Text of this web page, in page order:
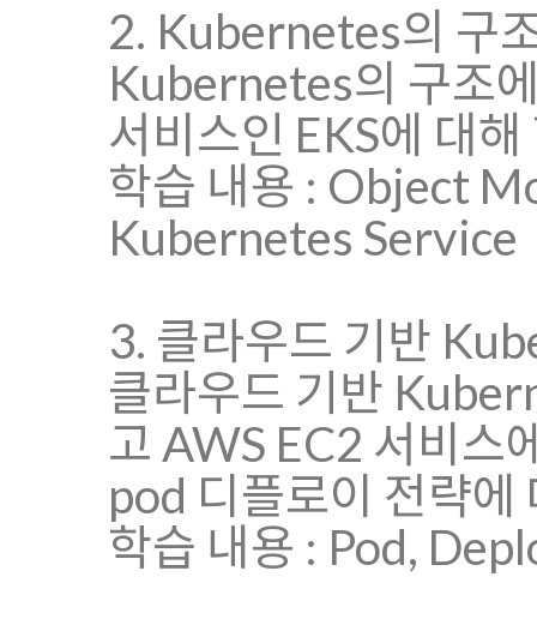
2. Kubernetes의 구
Kubernetes의 구조
서비스인 EKS에 대
학습 내용 : Object
Kubernetes Service
3. 클라우드 기반
클라우드 기반
고 AWS EC2 서비스
pod 디플로이 전략에
학습 내용 : Pod,